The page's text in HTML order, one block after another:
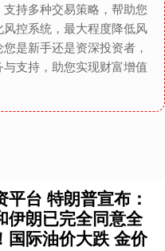
持多种交易策略，帮助您
控系统，最大程度降低风
是新手还是资深投资者，
支持，助您实现财富增值
平台 特朗普宣布：
伊朗已完全同意全
国际油价大跌 金价